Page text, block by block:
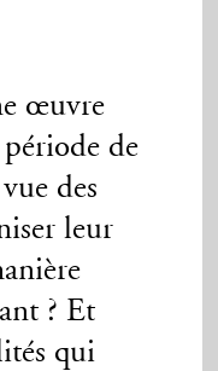
œuvre
de
des
leur
? Et
qui